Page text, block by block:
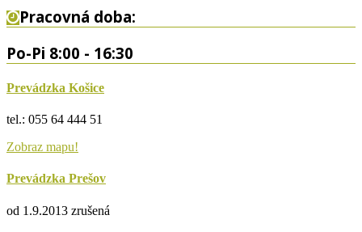
Pracovná doba:
Po-Pi 8:00 - 16:30
Prevádzka Košice
tel.: 055 64 444 51
Zobraz mapu!
Prevádzka Prešov
od 1.9.2013 zrušená